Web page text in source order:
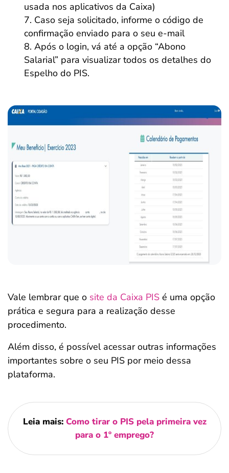
usada nos aplicativos da Caixa)
Caso seja solicitado, informe o código de
confirmação enviado para o seu e-mail
Após o login, vá até a opção “Abono
Salarial” para visualizar todos os detalhes do
Espelho do PIS.
Vale lembrar que o site da Caixa PIS é uma opção
prática e segura para a realização desse
procedimento.
Além disso, é possível acessar outras informações
importantes sobre o seu PIS por meio dessa
plataforma.
Leia mais: Como tirar o PIS pela primeira vez
para o 1º emprego?